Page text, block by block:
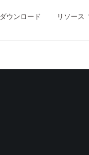
ダウンロード リソース